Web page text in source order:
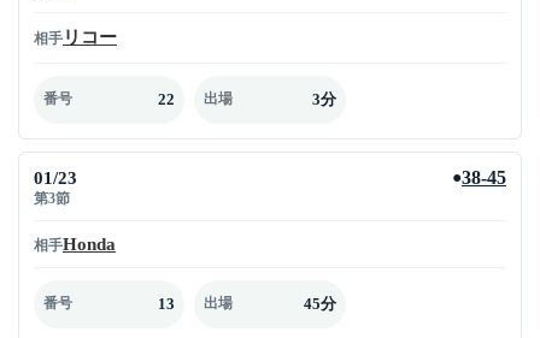
相手 リコー
番号 22 出場 3分
01/23
第3節
●38-45
相手Honda
番号 13 出場 45分